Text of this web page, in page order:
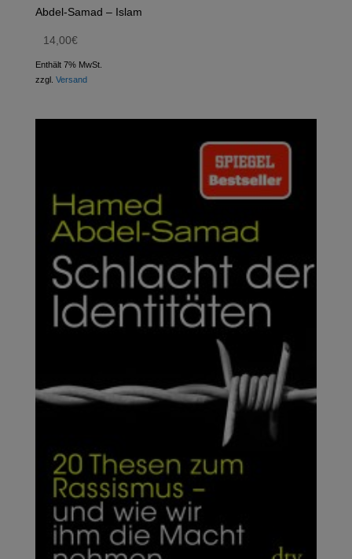
Abdel-Samad – Islam
14,00€
Enthält 7% MwSt.
zzgl. Versand